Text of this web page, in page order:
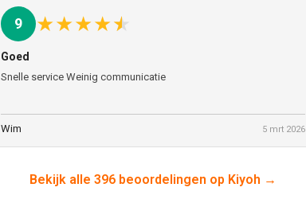
9 ★★★★★
Goed
Snelle service Weinig communicatie
Wim 5 mrt 2026
Bekijk alle 396 beoordelingen op Kiyoh →